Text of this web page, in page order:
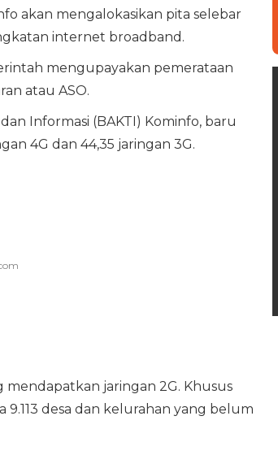
akan mengalokasikan pita selebar
internet broadband.
mengupayakan pemerataan
atau ASO.
Informasi (BAKTI) Kominfo, baru
4G dan 44,35 jaringan 3G.
mendapatkan jaringan 2G. Khusus
desa dan kelurahan yang belum